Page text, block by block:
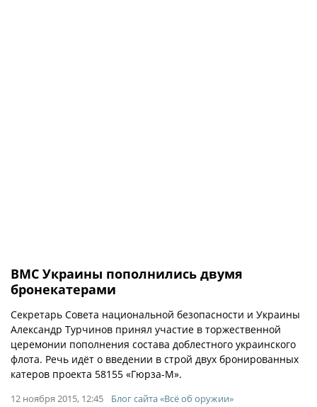
ВМС Украины пополнились двумя
бронекатерами
Секретарь Совета национальной безопасности и Украины
Александр Турчинов принял участие в торжественной
церемонии пополнения состава доблестного украинского
флота. Речь идёт о введении в строй двух бронированных
катеров проекта 58155 «Гюрза-М».
12 ноября 2015, 12:45 Блог сайта «Всё об оружии»